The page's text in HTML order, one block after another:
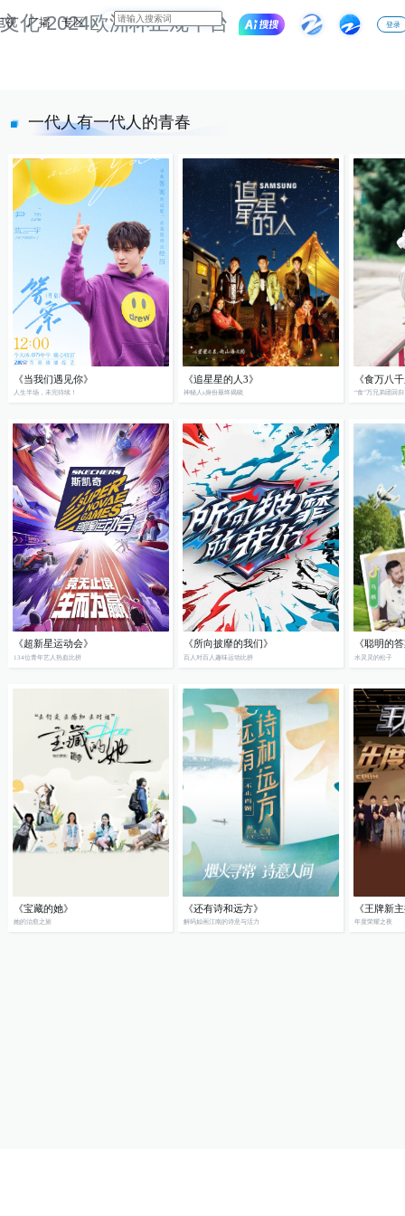
文化-2024欧洲杯正规平台
视 广播 专区 登录
一代人有一代人的青春
《当我们遇见你》
人生半场，未完待续！
《追星星的人3》
神秘人s身份最终揭晓
《食万八
“食”万兄弟团回归
《超新星运动会》
134位青年艺人热血比拼
《所向披靡的我们》
百人对百人趣味运动比拼
《聪明的
水灵灵的松子
《宝藏的她》
她的治愈之旅
《还有诗和远方》
解码如画江南的诗意与活力
《王牌新
年度荣耀之夜